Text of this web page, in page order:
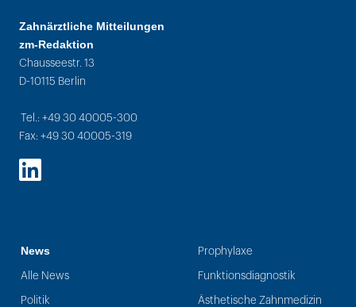
Zahnärztliche Mitteilungen
zm-Redaktion
Chausseestr. 13
D-10115 Berlin
Tel.: +49 30 40005-300
Fax: +49 30 40005-319
LinkedIn
News
Alle News
Politik
Prophylaxe
Funktionsdiagnostik
Ästhetische Zahnmedizin